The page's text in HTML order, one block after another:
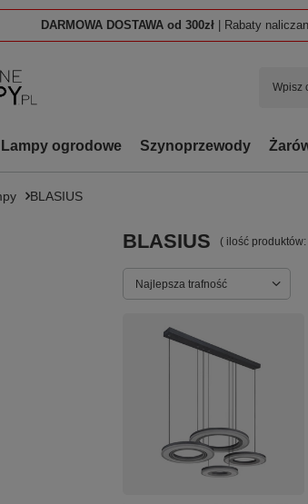
DARMOWA DOSTAWA od 300zł | Rabaty
Lampy ogrodowe Szynoprzewody
BLASIUS
BLASIUS ( ilość produktów:
Zmień sortowanie
Najlepsza trafność